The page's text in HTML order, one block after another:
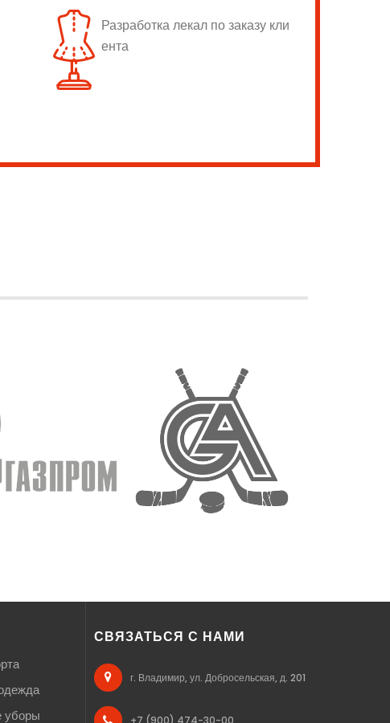
Разработка лекал по заказу кли
ента
уборы
СВЯЗАТЬСЯ С НАМИ
г. Владимир, ул. Добросельская, д. 201
+7 (900) 474-30-00